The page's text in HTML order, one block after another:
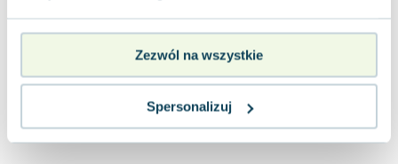
Zezwól na wszystkie
Spersonalizuj
Anna Prus (oprac.)
Nela Mała Reporterka
Agnieszka Maciąg
Terry Pratchett